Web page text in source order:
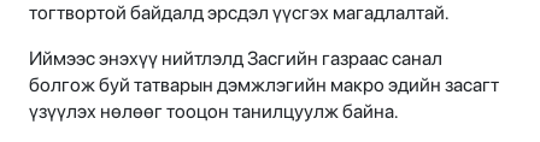
тогтвортой байдалд эрсдэл үүсгэх магадлалтай.
Иймээс энэхүү нийтлэлд Засгийн газраас санал
болгож буй татварын дэмжлэгийн макро эдийн засагт
үзүүлэх нөлөөг тооцон танилцуулж байна.